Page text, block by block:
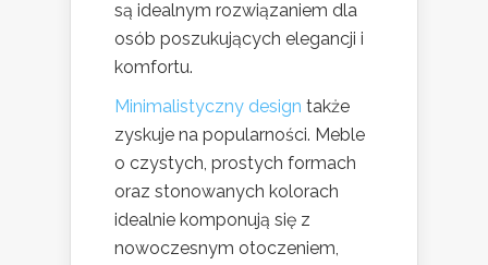
są idealnym rozwiązaniem dla
osób poszukujących elegancji i
komfortu.
Minimalistyczny design także
zyskuje na popularności. Meble
o czystych, prostych formach
oraz stonowanych kolorach
idealnie komponują się z
nowoczesnym otoczeniem,